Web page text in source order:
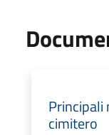
Principali
cimitero